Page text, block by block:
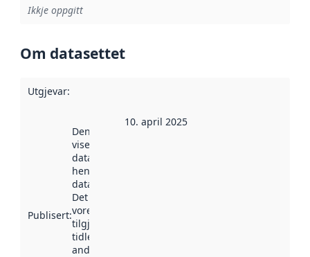
Ikkje oppgitt
Om datasettet
Utgjevar:
Publisert:
Denne datoen
viser når
datasettet vart
henta inn av
data.norge.no.
Det kan ha
vore
tilgjengeleg
tidlegare
andre stader.
10. april 2025